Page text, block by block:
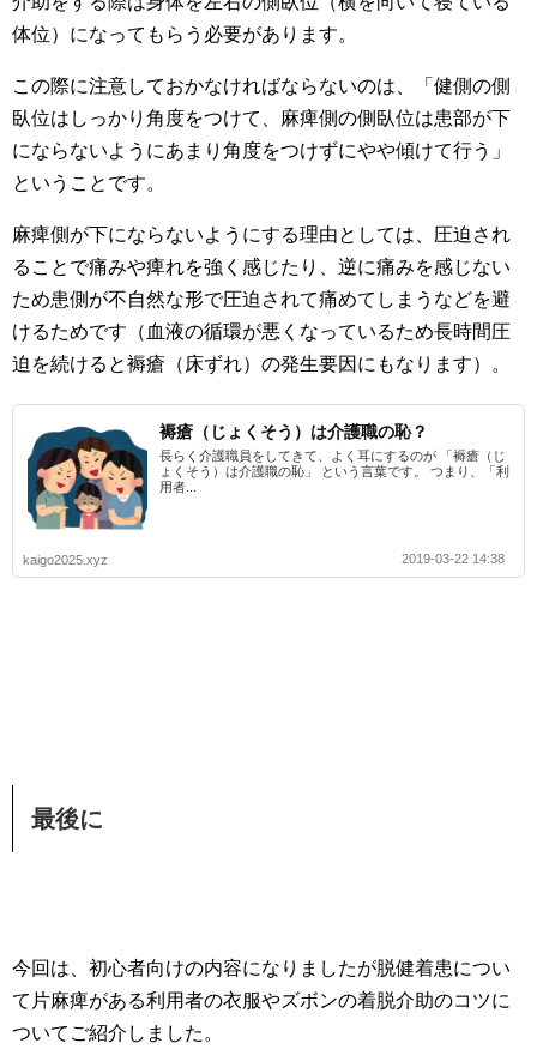
体位）になってもらう必要があります。
この際に注意しておかなければならないのは、「健側の側
臥位はしっかり角度をつけて、麻痺側の側臥位は患部が下
にならないようにあまり角度をつけずにやや傾けて行う」
ということです。
麻痺側が下にならないようにする理由としては、圧迫され
ることで痛みや痺れを強く感じたり、逆に痛みを感じない
ため患側が不自然な形で圧迫されて痛めてしまうなどを避
けるためです（血液の循環が悪くなっているため長時間圧
迫を続けると褥瘡（床ずれ）の発生要因にもなります）。
褥瘡（じょくそう）は介護職の恥？
長らく介護職員をしてきて、よく耳にするのが 「褥瘡（じ
ょくそう）は介護職の恥」 という言葉です。 つまり、「利
用者...
kaigo2025.xyz 2019-03-22 14:38
最後に
今回は、初心者向けの内容になりましたが脱健着患につい
て片麻痺がある利用者の衣服やズボンの着脱介助のコツに
ついてご紹介しました。